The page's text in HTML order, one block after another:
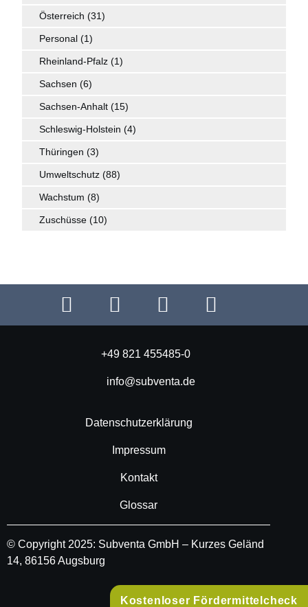
Österreich (31)
Personal (1)
Rheinland-Pfalz (1)
Sachsen (6)
Sachsen-Anhalt (15)
Schleswig-Holstein (4)
Thüringen (3)
Umweltschutz (88)
Wachstum (8)
Zuschüsse (10)
Kostenloser Fördermittelcheck
+49 821 455485-0
info@subventa.de
Datenschutzerklärung
Impressum
Kontakt
Glossar
© Copyright 2025: Subventa GmbH – Kurzes Geländ
14, 86156 Augsburg